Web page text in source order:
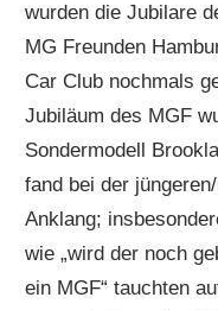
wurden die Jubilare
MG Freunden
Car Club nochmals
Jubiläum des MGF
Sondermodell
fand bei der
Anklang;
wie „wird der noch
ein MGF“ tauchten